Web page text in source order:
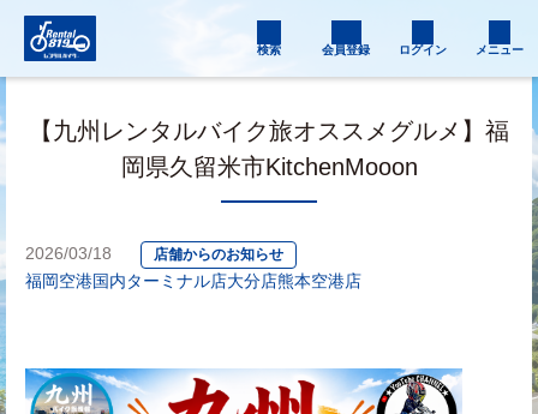
検索 会員登録 ログイン メニュー
【九州レンタルバイク旅オススメグルメ】福
岡県久留米市KitchenMooon
2026/03/18 店舗からのお知らせ
福岡空港国内ターミナル店大分店熊本空港店